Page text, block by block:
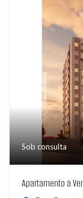
Sob consulta
Apartamento à